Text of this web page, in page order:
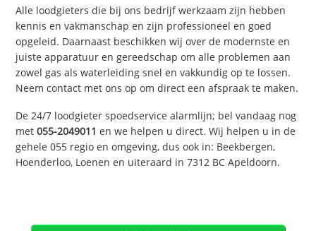
Alle loodgieters die bij ons bedrijf werkzaam zijn hebben
kennis en vakmanschap en zijn professioneel en goed
opgeleid. Daarnaast beschikken wij over de modernste en
juiste apparatuur en gereedschap om alle problemen aan
zowel gas als waterleiding snel en vakkundig op te lossen.
Neem contact met ons op om direct een afspraak te maken.
De 24/7 loodgieter spoedservice alarmlijn; bel vandaag nog
met055-2049011 en we helpen u direct. Wij helpen u in de
gehele 055 regio en omgeving, dus ook in: Beekbergen,
Hoenderloo, Loenen en uiteraard in 7312 BC Apeldoorn.